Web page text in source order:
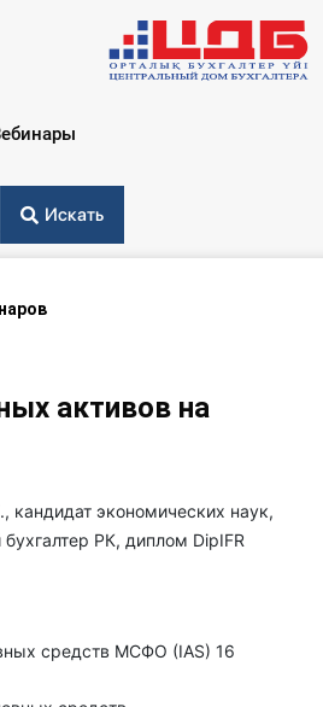
Искать
активов на
кандидат экономических наук,
РК, диплом DipIFR
средств МСФО (IAS) 16